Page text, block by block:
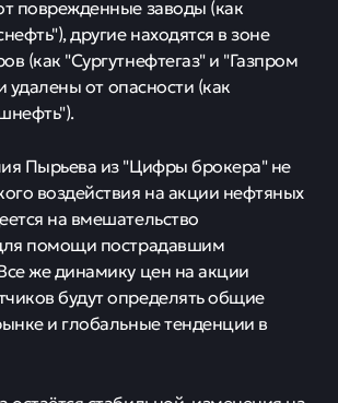
поврежденные заводы (как
другие находятся в зоне
(как "Сургутнефтегаз" и "Газпром
удалены от опасности (как
Пырьева из "Цифры брокера" не
воздействия на акции нефтяных
на вмешательство
помощи пострадавшим
же динамику цен на акции
будут определять общие
и глобальные тенденции в